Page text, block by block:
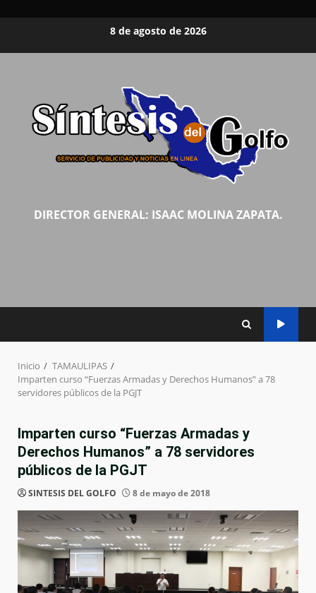
8 de agosto de 2026
DIRECTOR GENERAL: ISAAC MOLINA ZAPATA.
Inicio
TAMAULIPAS
Imparten curso “Fuerzas Armadas y Derechos Humanos” a 78
servidores públicos de la PGJT
Imparten curso “Fuerzas Armadas y
Derechos Humanos” a 78 servidores
públicos de la PGJT
SINTESIS DEL GOLFO 8 de mayo de 2018